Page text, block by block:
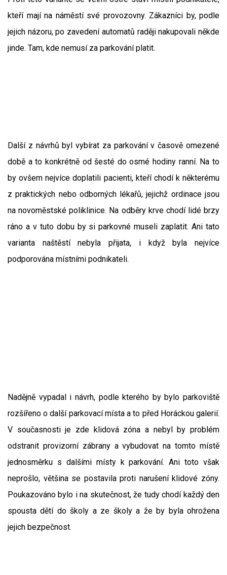
kteří mají na náměstí své provozovny. Zákazníci by, podle
jejich názoru, po zavedení automatů raději nakupovali někde
jinde. Tam, kde nemusí za parkování platit.
Další z návrhů byl vybírat za parkování v časově omezené
době a to konkrétně od šesté do osmé hodiny ranní. Na to
by ovšem nejvíce doplatili pacienti, kteří chodí k některému
z praktických nebo odborných lékařů, jejichž ordinace jsou
na novoměstské poliklinice. Na odběry krve chodí lidé brzy
ráno a v tuto dobu by si parkovné museli zaplatit. Ani tato
varianta naštěstí nebyla přijata, i když byla nejvíce
podporována místními podnikateli.
Nadějně vypadal i návrh, podle kterého by bylo parkoviště
rozšířeno o další parkovací místa a to před Horáckou galerií.
V současnosti je zde klidová zóna a nebyl by problém
odstranit provizorní zábrany a vybudovat na tomto místě
jednosměrku s dalšími místy k parkování. Ani toto však
neprošlo, většina se postavila proti narušení klidové zóny.
Poukazováno bylo i na skutečnost, že tudy chodí každý den
spousta dětí do školy a ze školy a že by byla ohrožena
jejich bezpečnost.